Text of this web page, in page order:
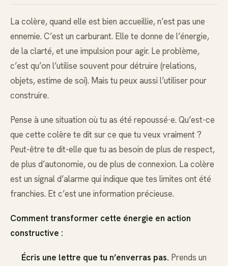
La colère, quand elle est bien accueillie, n’est pas une
ennemie. C’est un carburant. Elle te donne de l’énergie,
de la clarté, et une impulsion pour agir. Le problème,
c’est qu’on l’utilise souvent pour détruire (relations,
objets, estime de soi). Mais tu peux aussi l’utiliser pour
construire.
Pense à une situation où tu as été repoussé·e. Qu’est-ce
que cette colère te dit sur ce que tu veux vraiment ?
Peut-être te dit-elle que tu as besoin de plus de respect,
de plus d’autonomie, ou de plus de connexion. La colère
est un signal d’alarme qui indique que tes limites ont été
franchies. Et c’est une information précieuse.
Comment transformer cette énergie en action
constructive :
Écris une lettre que tu n’enverras pas. Prends un